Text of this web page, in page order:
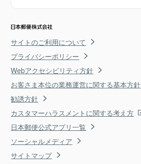
サイトのご利用について
プライバシーポリシー
Webアクセシビリティ方針
お客さま本位の業務運営に関する基本方針
勧誘方針
カスタマーハラスメントに関する考え方
日本郵便公式アプリ一覧
ソーシャルメディア
サイトマップ